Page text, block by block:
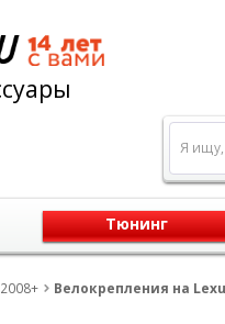
Я
Тюнинг
Велокрепления на